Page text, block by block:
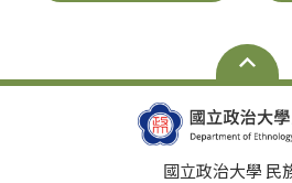
國立政治大學 民